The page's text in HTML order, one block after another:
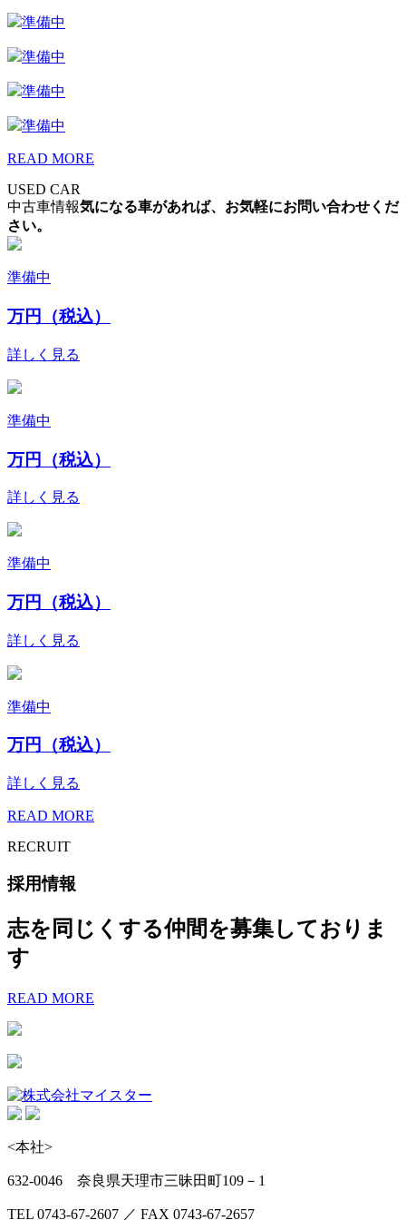
準備中
準備中
準備中
準備中
READ MORE
USED CAR
中古車情報気になる車があれば、お気軽にお問い合わせくだ
さい。
準備中
万円（税込）
詳しく見る
準備中
万円（税込）
詳しく見る
準備中
万円（税込）
詳しく見る
準備中
万円（税込）
詳しく見る
READ MORE
RECRUIT
採用情報
志を同じくする仲間を募集しておりま
す
READ MORE
<本社>
632-0046 奈良県天理市三昧田町109－1
TEL 0743-67-2607 ／ FAX 0743-67-2657